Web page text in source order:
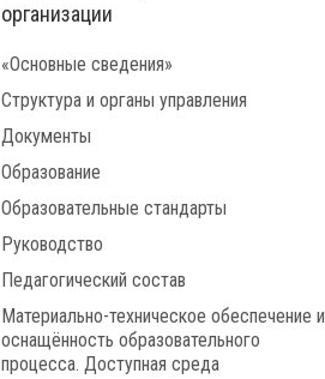
организации
«Основные сведения»
Структура и органы управления
Документы
Образование
Образовательные стандарты
Руководство
Педагогический состав
Материально-техническое обеспечение и
оснащённость образовательного
процесса. Доступная среда